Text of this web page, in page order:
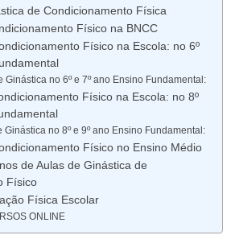
de Condicionamento Física
Físico na BNCC
Físico na Escola: no 6º
Ginástica no 6º e 7º ano Ensino Fundamental:
Físico na Escola: no 8º
Ginástica no 8º e 9º ano Ensino Fundamental:
Físico no Ensino Médio
de Aulas de Ginástica de
Físico
Física Escolar
ONLINE